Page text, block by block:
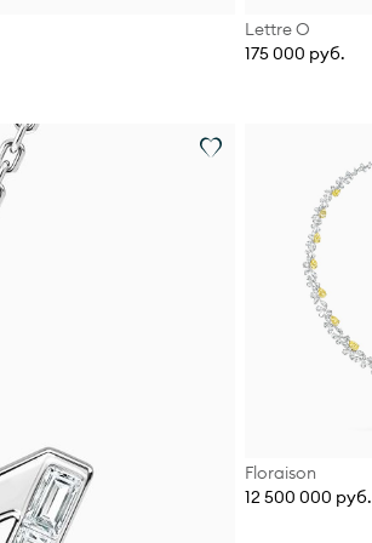
Lettre О
175 000 руб.
Floraison
12 500 000 руб.